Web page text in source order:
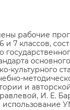
рабочие
и 7 классов,
культурного
и
И. Е.